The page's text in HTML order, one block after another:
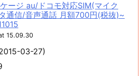
ージ au/ドコモ対応SIM(マイク
通信/音声通話 月額700円(税抜)~
15.09.30
03-27)